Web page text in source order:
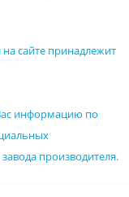
сайте принадлежит
информацию по
производителя.